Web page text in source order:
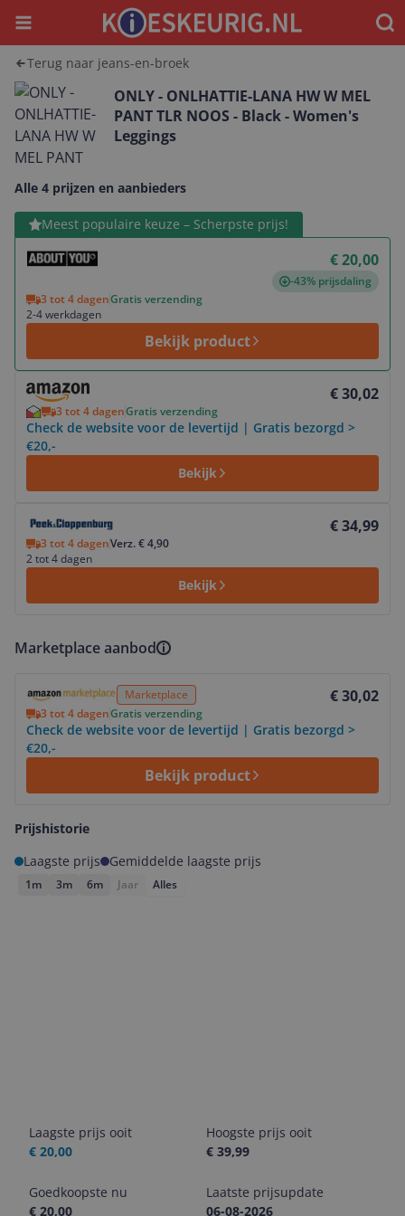
Menu
Terug naar jeans-en-broek
ONLY - ONLHATTIE-LANA HW W MEL
PANT TLR NOOS - Black - Women's
Leggings
Alle 4 prijzen en aanbieders
Meest populaire keuze – Scherpste prijs!
€ 20,00
-43% prijsdaling
3 tot 4 dagenGratis verzending
2-4 werkdagen
Bekijk product
Bekijk product
€ 30,02
3 tot 4 dagenGratis verzending
Check de website voor de levertijd | Gratis bezorgd >
€20,-
Bekijk
Bekijk product
€ 34,99
3 tot 4 dagenVerz. € 4,90
2 tot 4 dagen
Bekijk
Marketplace aanbod
Marketplace € 30,02
3 tot 4 dagenGratis verzending
Check de website voor de levertijd | Gratis bezorgd >
€20,-
Bekijk product
Prijshistorie
Laagste prijs
Gemiddelde laagste prijs
1m 3m 6m Jaar Alles
Laagste prijs ooit
€ 20,00
Hoogste prijs ooit
€ 39,99
Goedkoopste nu
€ 20,00
Laatste prijsupdate
06-08-2026